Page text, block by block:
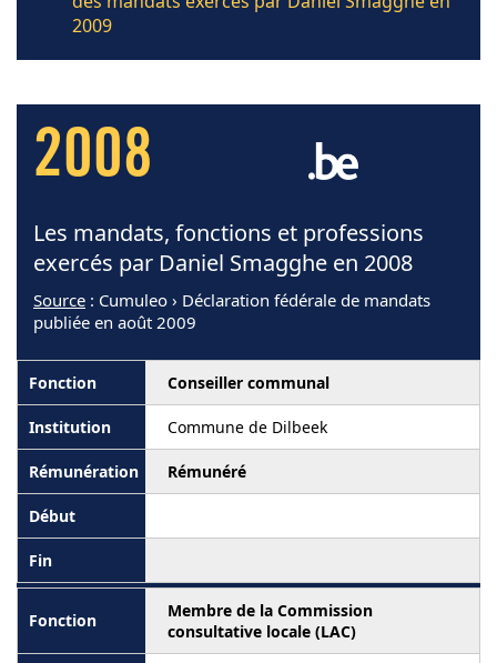
2009
2008
Les mandats, fonctions et professions
exercés par Daniel Smagghe en 2008
Source : Cumuleo › Déclaration fédérale de mandats
publiée en août 2009
Conseiller communal
Commune de Dilbeek
Rémunéré
Membre de la Commission
consultative locale (LAC)